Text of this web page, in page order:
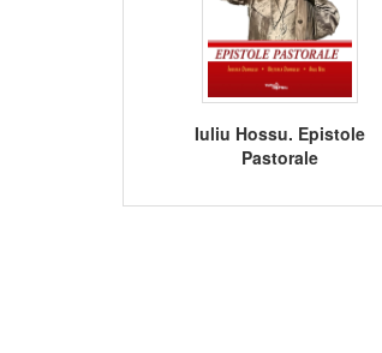
Iuliu Hossu. Epistole
Pastorale